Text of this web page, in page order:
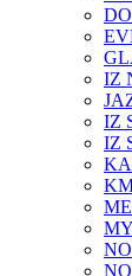
IZ
IZ
IZ